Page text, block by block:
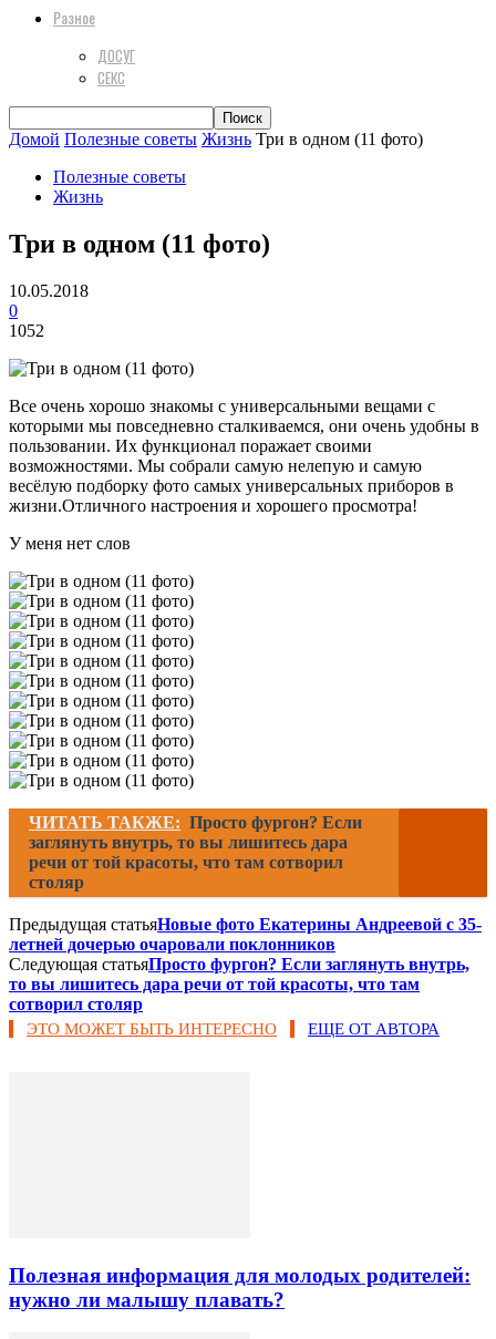
Разное
ДОСУГ
СЕКС
Домой Полезные советы Жизнь Три в одном (11 фото)
Полезные советы
Жизнь
Три в одном (11 фото)
10.05.2018
0
1052
Все очень хорошо знакомы с универсальными вещами с
которыми мы повседневно сталкиваемся, они очень удобны в
пользовании. Их функционал поражает своими
возможностями. Мы собрали самую нелепую и самую
весёлую подборку фото самых универсальных приборов в
жизни.Отличного настроения и хорошего просмотра!
У меня нет слов
ЧИТАТЬ ТАКЖЕ: Просто фургон? Если
заглянуть внутрь, то вы лишитесь дара
речи от той красоты, что там сотворил
столяр
Предыдущая статьяНовые фото Екатерины Андреевой с 35-
летней дочерью очаровали поклонников
Следующая статьяПросто фургон? Если заглянуть внутрь,
то вы лишитесь дара речи от той красоты, что там
сотворил столяр
ЭТО МОЖЕТ БЫТЬ ИНТЕРЕСНО ЕЩЕ ОТ АВТОРА
Полезная информация для молодых родителей:
нужно ли малышу плавать?